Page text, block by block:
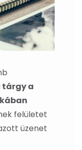
tárgy a
felületet
üzenet